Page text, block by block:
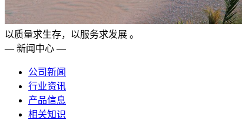
以质量求生存，以服务求发展 。
— 新闻中心 —
公司新闻
行业资讯
产品信息
相关知识